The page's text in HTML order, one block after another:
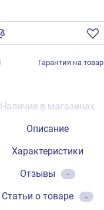
Гарантия на товар
Наличие в магазинах
Описание
Характеристики
Отзывы
-
Статьи о товаре -